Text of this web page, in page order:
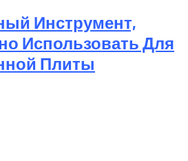
Инструмент,
Использовать Для
Плиты